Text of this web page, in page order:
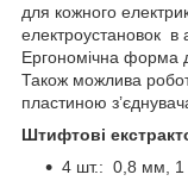
для кожного
електроустановок в
Ергономічна форма
Також можлива
пластиною
Штифтові
4 шт.: 0,8 мм,